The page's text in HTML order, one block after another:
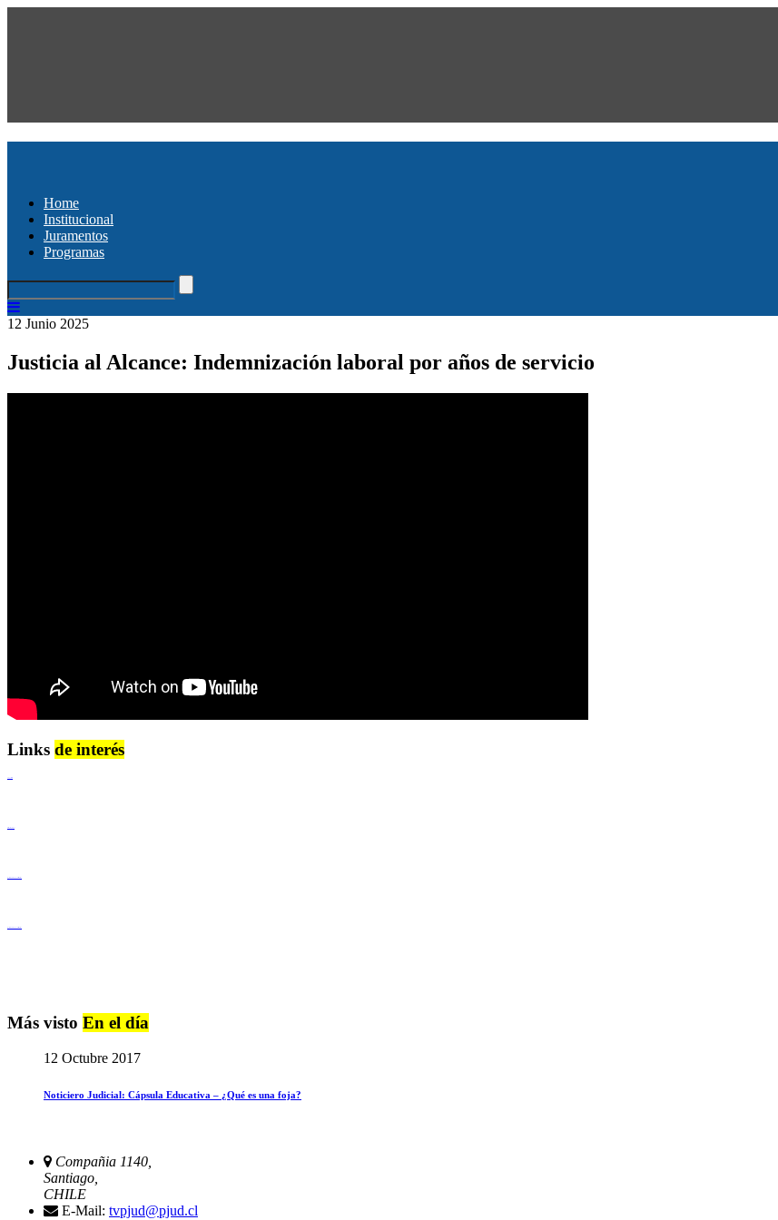
Home
Institucional
Juramentos
Programas
12 Junio 2025
Justicia al Alcance: Indemnización laboral por años de servicio
Links de interés
Más visto En el día
12 Octubre 2017
Noticiero Judicial: Cápsula Educativa – ¿Qué es una foja?
Compañia 1140,
Santiago,
CHILE
E-Mail: tvpjud@pjud.cl